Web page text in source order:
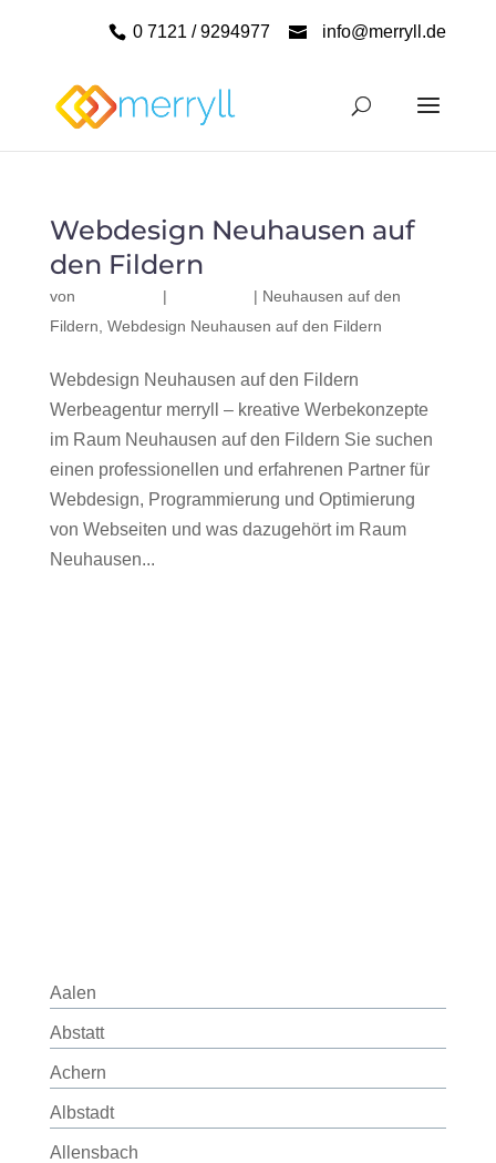
0 7121 / 9294977 info@merryll.de
Webdesign Neuhausen auf
den Fildern
von | | Neuhausen auf den
Fildern Webdesign Neuhausen auf den Fildern
Webdesign Neuhausen auf den Fildern
Werbeagentur merryll – kreative Werbekonzepte
im Raum Neuhausen auf den Fildern Sie suchen
einen professionellen und erfahrenen Partner für
Webdesign, Programmierung und Optimierung
von Webseiten und was dazugehört im Raum
Neuhausen...
Aalen
Abstatt
Achern
Albstadt
Allensbach